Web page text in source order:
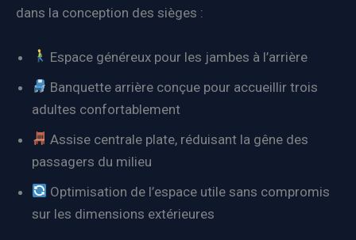
dans la conception des sièges :
Espace généreux pour les jambes à l’arrière
Banquette arrière conçue pour accueillir trois
adultes confortablement
Assise centrale plate, réduisant la gêne des
passagers du milieu
Optimisation de l’espace utile sans compromis
sur les dimensions extérieures